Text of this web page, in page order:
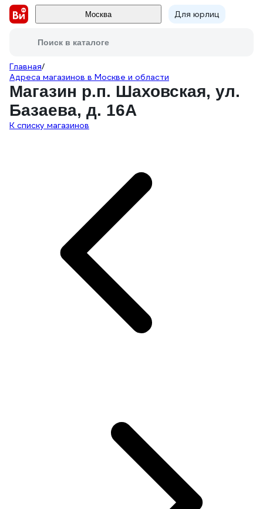
Москва Для юрлиц
Поиск в каталоге
Главная/
Адреса магазинов в Москве и области
Магазин р.п. Шаховская, ул.
Базаева, д. 16А
К списку магазинов